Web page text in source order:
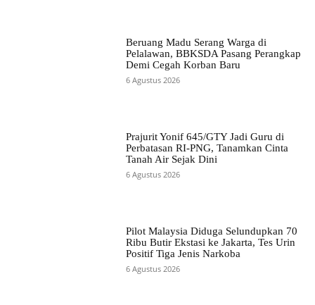
Beruang Madu Serang Warga di
Pelalawan, BBKSDA Pasang Perangkap
Demi Cegah Korban Baru
6 Agustus 2026
Prajurit Yonif 645/GTY Jadi Guru di
Perbatasan RI-PNG, Tanamkan Cinta
Tanah Air Sejak Dini
6 Agustus 2026
Pilot Malaysia Diduga Selundupkan 70
Ribu Butir Ekstasi ke Jakarta, Tes Urin
Positif Tiga Jenis Narkoba
6 Agustus 2026